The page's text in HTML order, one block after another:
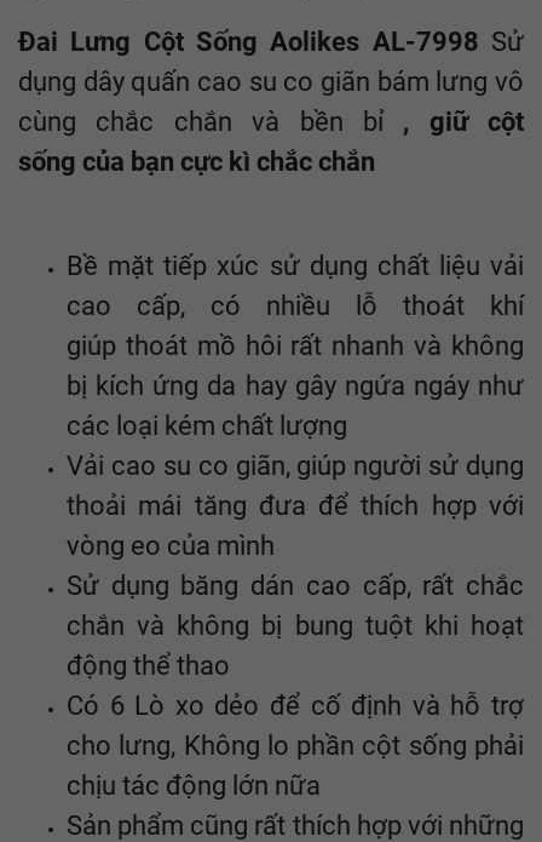
Đai Lưng Cột Sống Aolikes AL-7998 Sử
dụng dây quấn cao su co giãn bám lưng vô
cùng chắc chắn và bền bỉ , giữ cột
sống của bạn cực kì chắc chắn
Bề mặt tiếp xúc sử dụng chất liệu vải
cao cấp, có nhiều lỗ thoát khí
giúp thoát mồ hôi rất nhanh và không
bị kích ứng da hay gây ngứa ngáy như
các loại kém chất lượng
Vải cao su co giãn, giúp người sử dụng
thoải mái tăng đưa để thích hợp với
vòng eo của mình
Sử dụng băng dán cao cấp, rất chắc
chắn và không bị bung tuột khi hoạt
động thể thao
Có 6 Lò xo dẻo để cố định và hỗ trợ
cho lưng, Không lo phần cột sống phải
chịu tác động lớn nữa
Sản phẩm cũng rất thích hợp với những